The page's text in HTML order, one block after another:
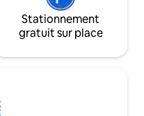
Stationnement
gratuit sur place